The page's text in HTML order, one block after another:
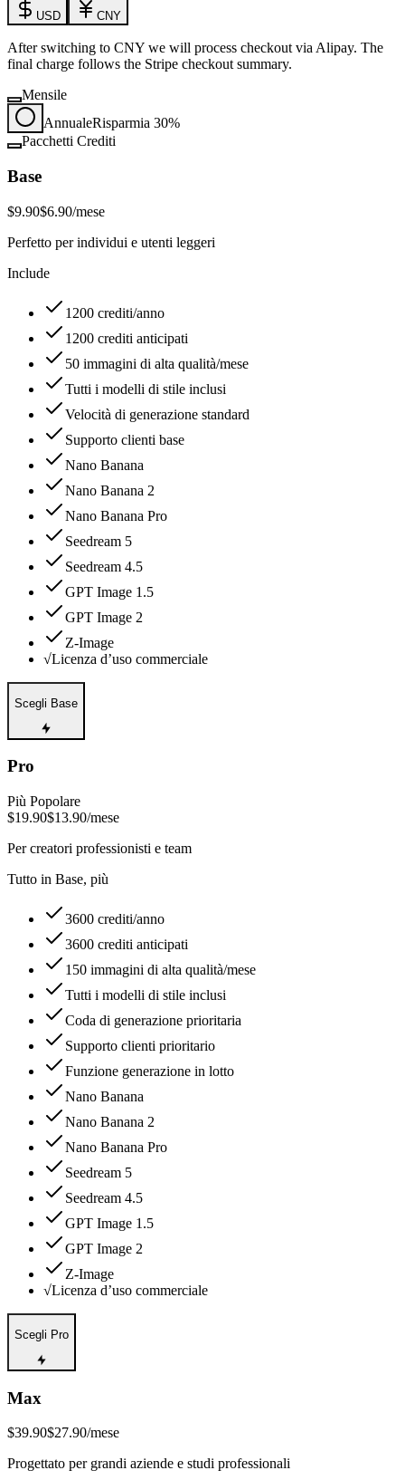
USD CNY
After switching to CNY we will process checkout via Alipay. The
final charge follows the Stripe checkout summary.
Mensile
AnnualeRisparmia 30%
Pacchetti Crediti
Base
$9.90$6.90/mese
Perfetto per individui e utenti leggeri
Include
1200 crediti/anno
1200 crediti anticipati
50 immagini di alta qualità/mese
Tutti i modelli di stile inclusi
Velocità di generazione standard
Supporto clienti base
Nano Banana
Nano Banana 2
Nano Banana Pro
Seedream 5
Seedream 4.5
GPT Image 1.5
GPT Image 2
Z-Image
√Licenza d’uso commerciale
Scegli Base
Pro
Più Popolare
$19.90$13.90/mese
Per creatori professionisti e team
Tutto in Base, più
3600 crediti/anno
3600 crediti anticipati
150 immagini di alta qualità/mese
Tutti i modelli di stile inclusi
Coda di generazione prioritaria
Supporto clienti prioritario
Funzione generazione in lotto
Nano Banana
Nano Banana 2
Nano Banana Pro
Seedream 5
Seedream 4.5
GPT Image 1.5
GPT Image 2
Z-Image
√Licenza d’uso commerciale
Scegli Pro
Max
$39.90$27.90/mese
Progettato per grandi aziende e studi professionali